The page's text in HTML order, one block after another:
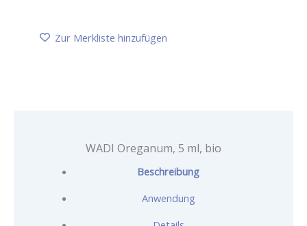
bio Zur Merkliste hinzufügen
WADI Oreganum, 5 ml, bio
Beschreibung
Anwendung